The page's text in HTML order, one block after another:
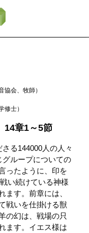
協会、牧師）
修士）
章1～5節
る144000人の人々
ループについての
ったように、印を
い続けている神様
ます。前章には、
戦いを仕掛ける獣
の幻は、戦場の只
ます。イエス様は